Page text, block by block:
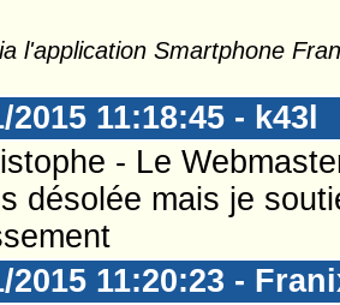
l'application Smartphone
2015 11:18:45 - k43l
- Le
désolée mais je
2015 11:20:23 -